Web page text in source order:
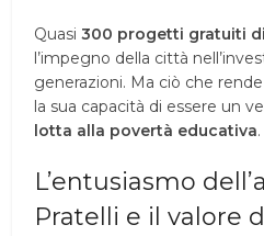
Quasi300 progetti gratuiti
l’impegno della città
generazioni. Ma ciò che
la sua capacità di essere un
lotta alla povertà educativa.
L’entusiasmo
Pratelli e il valore